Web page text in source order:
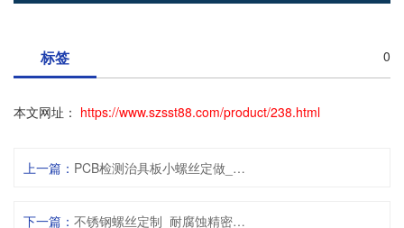
标签 0
本文网址： https://www.szsst88.com/product/238.html
上一篇： PCB检测治具板小螺丝定做_无毛刺平头非标螺丝定制厂家
下一篇： 不锈钢螺丝定制_耐腐蚀精密非标螺丝厂家_按图来样定制-世世通